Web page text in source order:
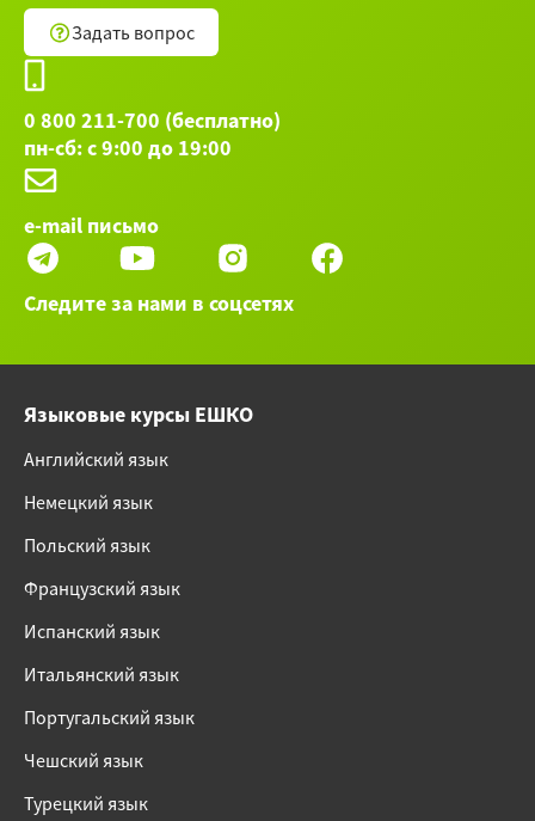
Задать вопрос
0 800 211-700 (бесплатно)
пн-сб: с 9:00 до 19:00
e-mail письмо
Следите за нами в соцсетях
Языковые курсы ЕШКО
Английский язык
Немецкий язык
Польский язык
Французский язык
Испанский язык
Итальянский язык
Португальский язык
Чешский язык
Турецкий язык